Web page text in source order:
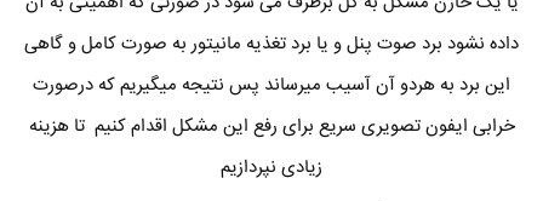
داده نشود برد صوت پنل و یا برد تغذیه مانیتور به صورت کامل و گاهی
این برد به هردو آن آسیب میرساند پس نتیجه میگیریم که درصورت
خرابی ایفون تصویری سریع برای رفع این مشکل اقدام کنیم تا هزینه
زیادی نپردازیم